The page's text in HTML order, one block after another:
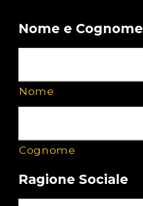
Nome e Cognome
Nome
Cognome
Ragione Sociale